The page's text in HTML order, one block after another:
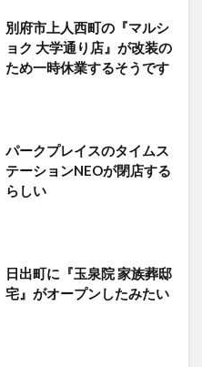
別府市上人西町の『マルシ
ョク 大学通り店』が改装の
ため一時休業するそうです
パークプレイスのタイムス
テーションNEOが閉店する
らしい
日出町に『玉泉院 家族葬邸
宅』がオープンしたみたい